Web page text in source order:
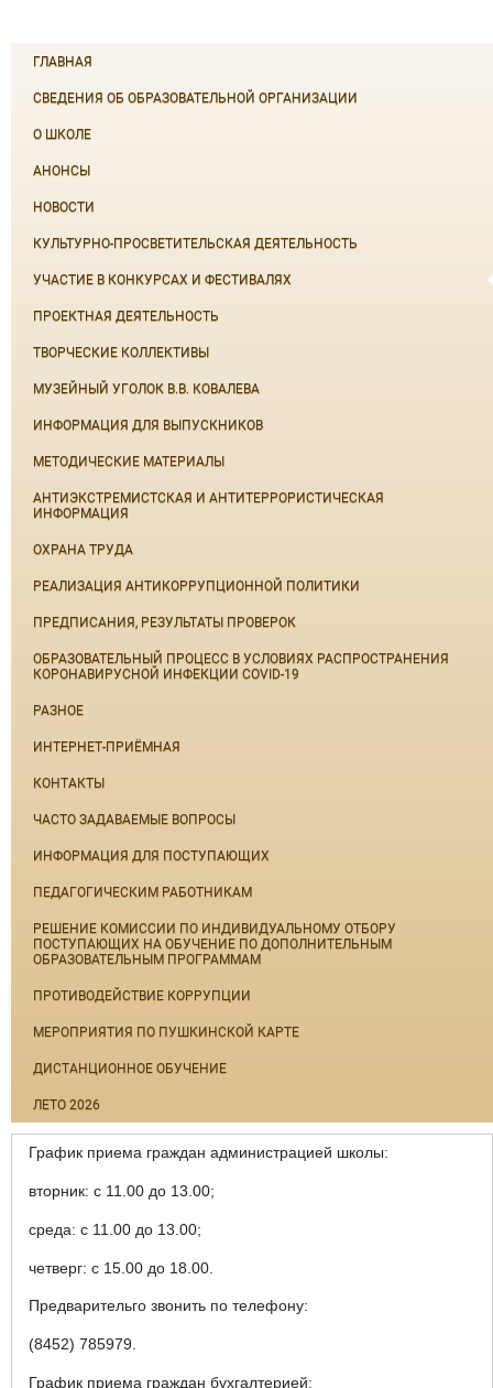
ГЛАВНАЯ
СВЕДЕНИЯ ОБ ОБРАЗОВАТЕЛЬНОЙ ОРГАНИЗАЦИИ
О ШКОЛЕ
АНОНСЫ
НОВОСТИ
КУЛЬТУРНО-ПРОСВЕТИТЕЛЬСКАЯ ДЕЯТЕЛЬНОСТЬ
УЧАСТИЕ В КОНКУРСАХ И ФЕСТИВАЛЯХ
ПРОЕКТНАЯ ДЕЯТЕЛЬНОСТЬ
ТВОРЧЕСКИЕ КОЛЛЕКТИВЫ
МУЗЕЙНЫЙ УГОЛОК В.В. КОВАЛЕВА
ИНФОРМАЦИЯ ДЛЯ ВЫПУСКНИКОВ
МЕТОДИЧЕСКИЕ МАТЕРИАЛЫ
АНТИЭКСТРЕМИСТСКАЯ И АНТИТЕРРОРИСТИЧЕСКАЯ
ИНФОРМАЦИЯ
ОХРАНА ТРУДА
РЕАЛИЗАЦИЯ АНТИКОРРУПЦИОННОЙ ПОЛИТИКИ
ПРЕДПИСАНИЯ, РЕЗУЛЬТАТЫ ПРОВЕРОК
ОБРАЗОВАТЕЛЬНЫЙ ПРОЦЕСС В УСЛОВИЯХ РАСПРОСТРАНЕНИЯ
КОРОНАВИРУСНОЙ ИНФЕКЦИИ COVID-19
РАЗНОЕ
ИНТЕРНЕТ-ПРИЁМНАЯ
КОНТАКТЫ
ЧАСТО ЗАДАВАЕМЫЕ ВОПРОСЫ
ИНФОРМАЦИЯ ДЛЯ ПОСТУПАЮЩИХ
ПЕДАГОГИЧЕСКИМ РАБОТНИКАМ
РЕШЕНИЕ КОМИССИИ ПО ИНДИВИДУАЛЬНОМУ ОТБОРУ
ПОСТУПАЮЩИХ НА ОБУЧЕНИЕ ПО ДОПОЛНИТЕЛЬНЫМ
ОБРАЗОВАТЕЛЬНЫМ ПРОГРАММАМ
ПРОТИВОДЕЙСТВИЕ КОРРУПЦИИ
МЕРОПРИЯТИЯ ПО ПУШКИНСКОЙ КАРТЕ
ДИСТАНЦИОННОЕ ОБУЧЕНИЕ
ЛЕТО 2026
График приема граждан администрацией школы:
вторник: с 11.00 до 13.00;
среда: с 11.00 до 13.00;
четверг: с 15.00 до 18.00.
Предварительго звонить по телефону:
(8452) 785979.
График приема граждан бухгалтерией: